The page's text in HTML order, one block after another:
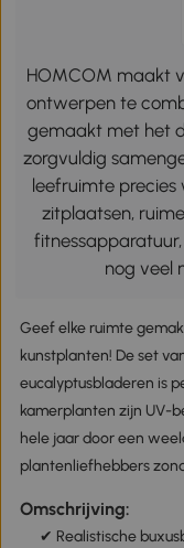
HOMCOM maakt
ontwerpen te
gemaakt met het
zorgvuldig
leefruimte
zitplaatsen,
nog veel
Geef elke ruimte
kunstplanten! De set
eucalyptusbladeren is
kamerplanten zijn UV-
hele jaar door een
plantenliefhebbers
Omschrijving:
✔ Realistische